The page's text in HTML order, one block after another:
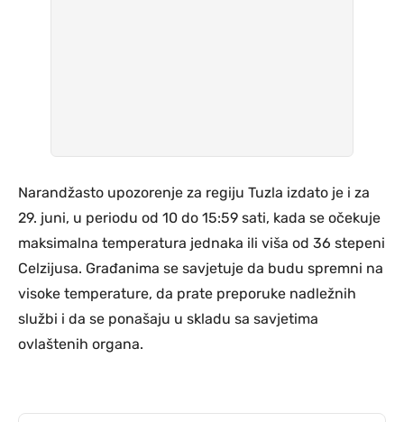
Narandžasto upozorenje za regiju Tuzla izdato je i za
29. juni, u periodu od 10 do 15:59 sati, kada se očekuje
maksimalna temperatura jednaka ili viša od 36 stepeni
Celzijusa. Građanima se savjetuje da budu spremni na
visoke temperature, da prate preporuke nadležnih
službi i da se ponašaju u skladu sa savjetima
ovlaštenih organa.